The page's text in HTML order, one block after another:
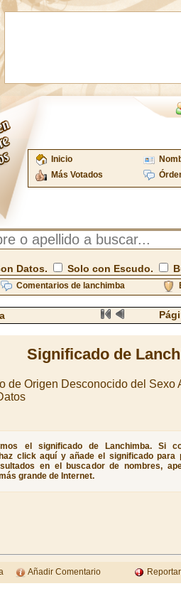
Inicio
Más Votados
Datos. Solo con Escudo.
Comentarios de lanchimba
Significado de
de Origen Desconocido del Sexo
el significado de Lanchimba. Si
click aquí y añade el significado para
en el buscador de nombres,
grande de Internet.
Añadir Comentario